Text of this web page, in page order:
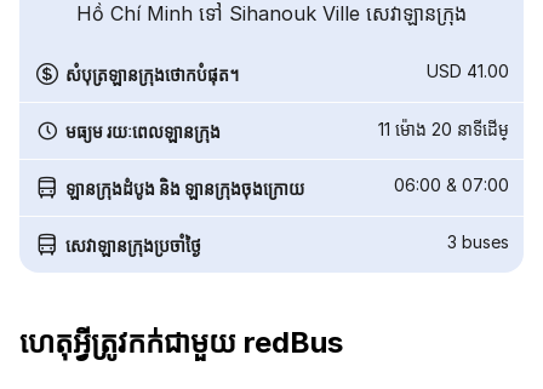
Hồ Chí Minh ទៅ Sihanouk Ville សេវាឡានក្រុង
សំបុត្រឡានក្រុងថោកបំផុត។ USD 41.00
មធ្យម រយៈពេលឡានក្រុង 11 ម៉ោង 20 នាទី​ដើម្
ឡានក្រុងដំបូង និង ឡានក្រុងចុងក្រោយ 06:00 & 07:00
សេវាឡានក្រុងប្រចាំថ្ងៃ 3 buses
ហេតុអ្វីត្រូវកក់ជាមួយ redBus